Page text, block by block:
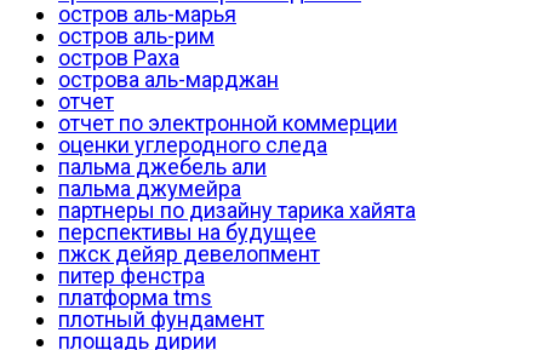
остров аль-марья
остров аль-рим
остров Раха
острова аль-марджан
отчет
отчет по электронной коммерции
оценки углеродного следа
пальма джебель али
пальма джумейра
партнеры по дизайну тарика хайята
перспективы на будущее
пжск дейяр девелопмент
питер фенстра
платформа tms
плотный фундамент
площадь дирии